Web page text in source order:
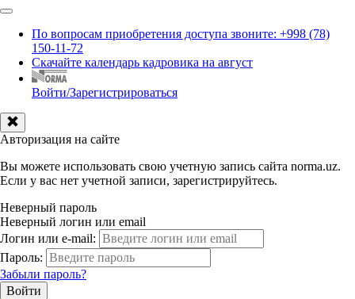
По вопросам приобретения доступа звоните: +998 (78)
150-11-72
Скачайте календарь кадровика на август
Войти/Зарегистрироваться
Авторизация на сайте
Вы можете использовать свою учетную запись сайта norma.uz.
Если у вас нет учетной записи, зарегистрируйтесь.
Неверный пароль
Неверный логин или email
Логин или e-mail:
Пароль:
Забыли пароль?